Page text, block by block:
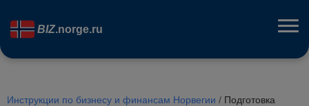
BIZ.norge.ru
Инструкции по бизнесу и финансам Норвегии / Подготовка